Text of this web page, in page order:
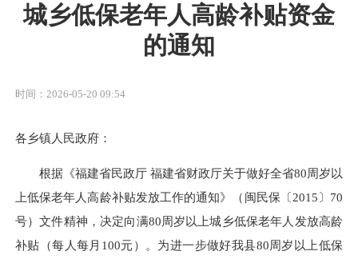
城乡低保老年人高龄补贴资金
的通知
时间：2026-05-20 09:54
各乡镇人民政府：
根据《福建省民政厅 福建省财政厅关于做好全省80周岁以
上低保老年人高龄补贴发放工作的通知》（闽民保〔2015〕70
号）文件精神，决定向满80周岁以上城乡低保老年人发放高龄
补贴（每人每月100元）。为进一步做好我县80周岁以上低保